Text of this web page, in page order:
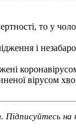
то у
і
вірусом
Підписуйтесь на